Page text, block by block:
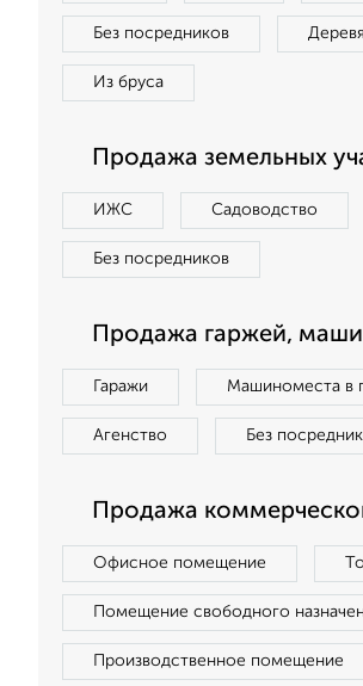
Без посредников
Из бруса
Продажа земельных
ИЖС Садоводство
Без посредников
Продажа гаржей,
Гаражи Машиноместа в
Агенство Без
Продажа
Офисное помещение
Помещение свободного
Производственное помещение